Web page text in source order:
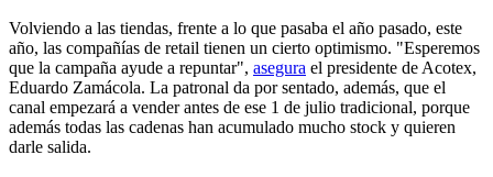
Volviendo a las tiendas, frente a lo que pasaba el año pasado, este
año, las compañías de retail tienen un cierto optimismo. "Esperemos
que la campaña ayude a repuntar", asegura el presidente de Acotex,
Eduardo Zamácola. La patronal da por sentado, además, que el
canal empezará a vender antes de ese 1 de julio tradicional, porque
además todas las cadenas han acumulado mucho stock y quieren
darle salida.